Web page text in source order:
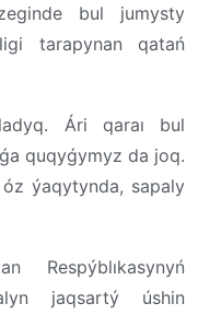
bul jumysty
tarapynan qatań
Ári qaraı bul
quqyǵymyz da joq.
óz ýaqytynda, sapaly
Respýblıkasynyń
jaqsartý úshin